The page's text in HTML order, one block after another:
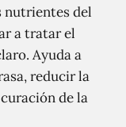
nutrientes del
a tratar el
Ayuda a
reducir la
de la